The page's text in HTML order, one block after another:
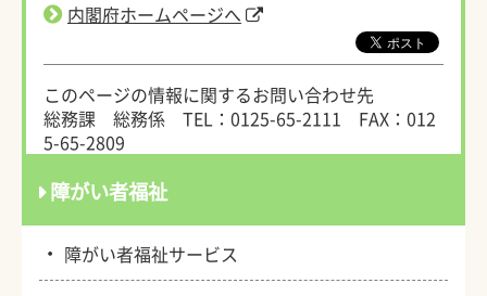
内閣府ホームページへ
このページの情報に関するお問い合わせ先
総務課 総務係
TEL：0125-65-2111
FAX：012
5-65-2809
障がい者福祉
・ 障がい者福祉サービス